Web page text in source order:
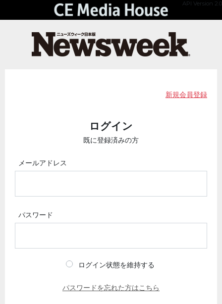
API Version 2.0
新規会員登録
ログイン
既に登録済みの方
メールアドレス
パスワード
ログイン状態を維持する
パスワードを忘れた方はこちら